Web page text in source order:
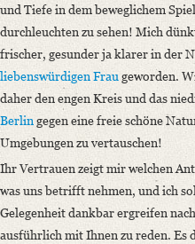
Manuscript
Provider: Dresden,
OAI Id: APP2712-Bd-7
Classification Number:
Number of Pages: 3 S. auf
Format: 18,9 x 11,5 cm
German
und Tiefe in dem beweglichem
durchleuchten zu sehen! Mich
frischer, gesunder ja klarer in der
liebenswürdigen Frau geworden.
daher den engen Kreis und das
Berlingegen eine freie schöne
Umgebungen zu vertauschen!
Ihr Vertrauen zeigt mir welchen
was uns betrifft nehmen, und ich
Gelegenheit dankbar ergreifen
ausführlich mit Ihnen zu reden. Es